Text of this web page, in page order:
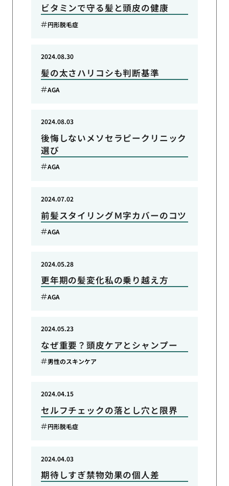
ビタミンで守る髪と頭皮の健康
円形脱毛症
髪の太さハリコシも判断基準
2024.08.30
AGA
後悔しないメソセラピークリニック
選び
2024.08.03
AGA
前髪スタイリングＭ字カバーのコツ
2024.07.02
AGA
更年期の髪変化私の乗り越え方
2024.05.28
AGA
なぜ重要？頭皮ケアとシャンプー
2024.05.23
男性のスキンケア
セルフチェックの落とし穴と限界
2024.04.15
円形脱毛症
期待しすぎ禁物効果の個人差
2024.04.03